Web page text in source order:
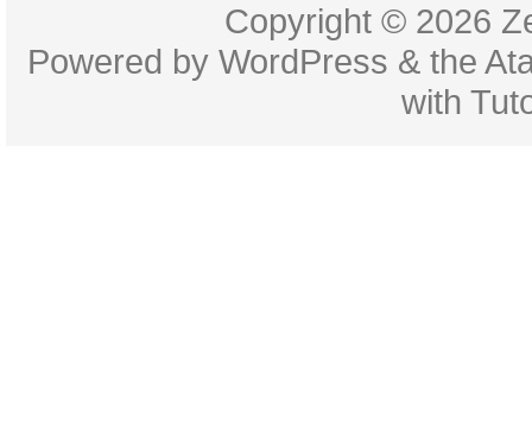
Copyright © 2026
Powered byWordPress & the
with